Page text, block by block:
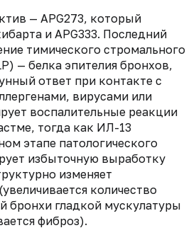
— APG273, который
и APG333. Последний
тимического стромального
— белка эпителия бронхов,
ответ при контакте с
вирусами или
воспалительные реакции
тогда как ИЛ-13
этапе патологического
избыточную выработку
изменяет
количество
бронхи гладкой мускулатуры
фиброз).